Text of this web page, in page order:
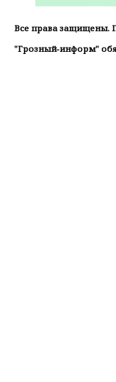
Все права защищены.
"Грозный-информ"